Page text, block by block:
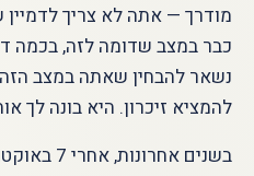
מודרך — אתה לא צריך
כבר במצב שדומה לזה, בכמה
נשאר להבחין שאתה במצב
להמציא זיכרון. היא בונה לך